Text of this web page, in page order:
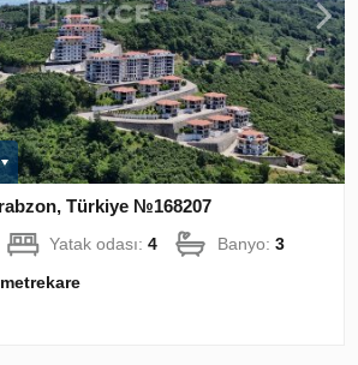
Türkiye №168207
Yatak odası:4 Banyo:3